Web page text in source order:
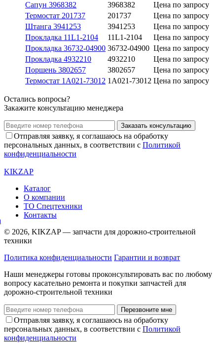
Сапун 3968382
3968382
Цена по запросу
Термостат 201737
201737
Цена по запросу
Штанга 3941253
3941253
Цена по запросу
Прокладка 11L1-2104
11L1-2104
Цена по запросу
Прокладка 36732-04900 36732-04900 Цена по запросу
Прокладка 4932210
4932210
Цена по запросу
Поршень 3802657
3802657
Цена по запросу
Термостат 1A021-73012 1A021-73012 Цена по запросу
Остались вопросы?
Закажите консультацию менеджера
Заказать консультацию
Отправляя заявку, я соглашаюсь на обработку
персональных данных, в соответствии с Политикой
конфиденциальности
KIKZAP
Каталог
О компании
ТО Спецтехники
Контакты
© 2026, KIKZAP — запчасти для дорожно-строительной
техники
Политика конфиденциальности Гарантии и возврат
Наши менеджеры готовы проконсультировать вас по любому
вопросу касательно ремонта и покупки запчастей для
дорожно-строительной техники
Перезвоните мне
Отправляя заявку, я соглашаюсь на обработку
персональных данных, в соответствии с Политикой
конфиденциальности